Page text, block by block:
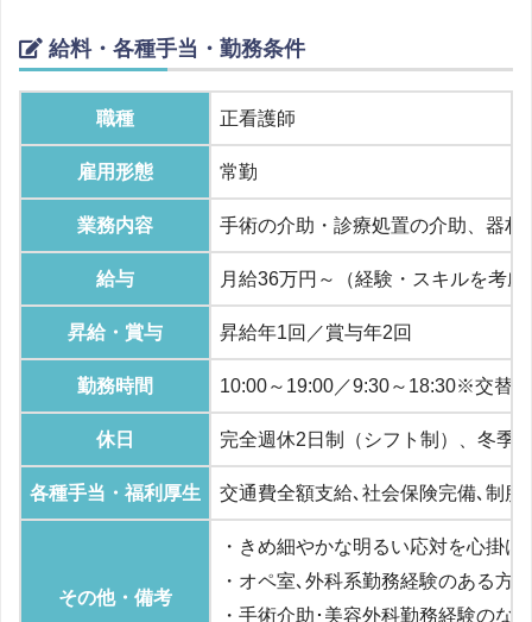
給料・各種手当・勤務条件
職種 正看護師
雇用形態 常勤
業務内容 手術の介助・診療処置の介助、器
給与 月給36万円～（経験・スキルを考
昇給・賞与 昇給年1回／賞与年2回
勤務時間 10:00～19:00／9:30～18:30※交替
休日 完全週休2日制（シフト制）、冬季
各種手当・福利厚生 交通費全額支給､社会保険完備､制服
その他・備考
・きめ細やかな明るい応対を心掛
・オペ室､外科系勤務経験のある方
・手術介助･美容外科勤務経験のな